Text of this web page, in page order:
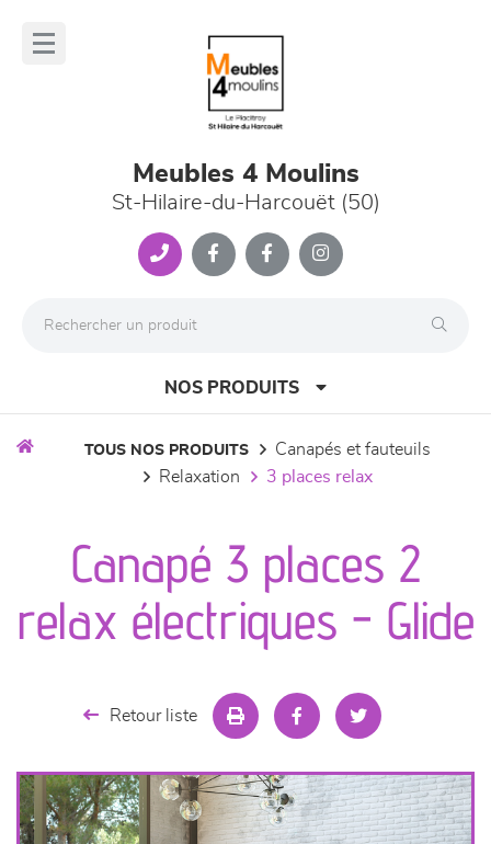
Meubles 4 Moulins
St-Hilaire-du-Harcouët (50)
NOS PRODUITS
séjours
meubles de complément
décoration
TOUS NOS PRODUITS
canapés et fauteuils
relaxation
3 places relax
Canapé 3 places 2
relax électriques - Glide
Retour liste